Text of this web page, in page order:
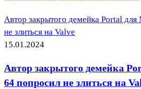
Автор закрытого демейка Portal
не злиться на Valve
15.01.2024
Автор закрытого демейка
64 попросил не злиться на